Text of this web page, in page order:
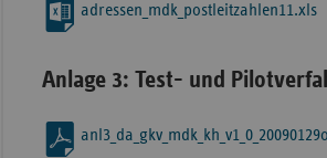
adressen_mdk_postleitzahlen11.xls
Anlage 3: Test- und